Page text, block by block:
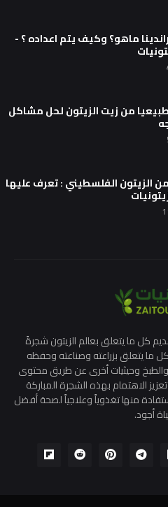
ماهو؟ وكيف يتم اعداده ؟ -
طبيعيا من زيت الزيتون لحل مشاكل
من الزيتون الفلسطيني : تعرف عليها
كل ما يتعلق بعالم الزيتون شجرةً
ما يتعلق بزراعته وصناعته وحفظه
وحيثيات أخرى عن طريق محتوى
الاهتمام بهذه الشجرة المباركة
منها تغذوياً وعلاجياً لصحة أفضل
أجود.